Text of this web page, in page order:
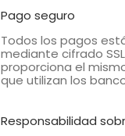
Pago seguro
Todos los pagos
mediante cifrado
proporciona el
que utilizan los
Responsabilidad